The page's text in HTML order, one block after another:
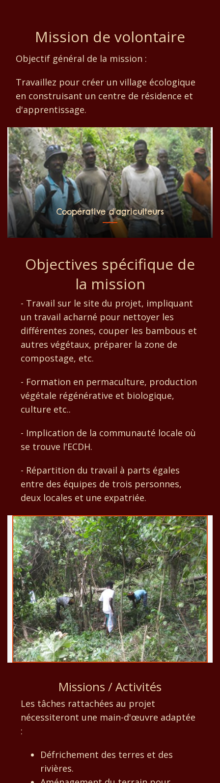
Mission de volontaire
Objectif général de la mission :
Travaillez pour créer un village écologique
en construisant un centre de résidence et
d'apprentissage.
Coopérative d'agriculteurs
Objectives spécifique de
la mission
- Travail sur le site du projet, impliquant
un travail acharné pour nettoyer les
différentes zones, couper les bambous et
autres végétaux, préparer la zone de
compostage, etc.
- Formation en permaculture, production
végétale régénérative et biologique,
culture etc..
- Implication de la communauté locale où
se trouve l'ECDH.
- Répartition du travail à parts égales
entre des équipes de trois personnes,
deux locales et une expatriée.
Missions / Activités
Les tâches rattachées au projet
nécessiteront une main-d'œuvre adaptée
:
Défrichement des terres et des
rivières.